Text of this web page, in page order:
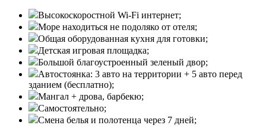
Высокоскоростной Wi-Fi интернет;
Море находиться не подоляко от отеля;
Общая оборудованная кухня для готовки;
Детская игровая площадка;
Большой благоустроенный зеленый двор;
Автостоянка: 3 авто на территории + 5 авто перед
зданием (бесплатно);
Мангал + дрова, барбекю;
Самостоятельно;
Смена белья и полотенца через 7 дней;